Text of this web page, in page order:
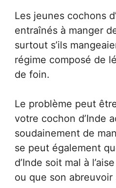
Les jeunes cochons
entraînés à manger
surtout s’ils
régime composé de
de foin.
Le problème peut
votre cochon d’Inde
soudainement de
se peut également
d’Inde soit mal à
ou que son abreuvoir